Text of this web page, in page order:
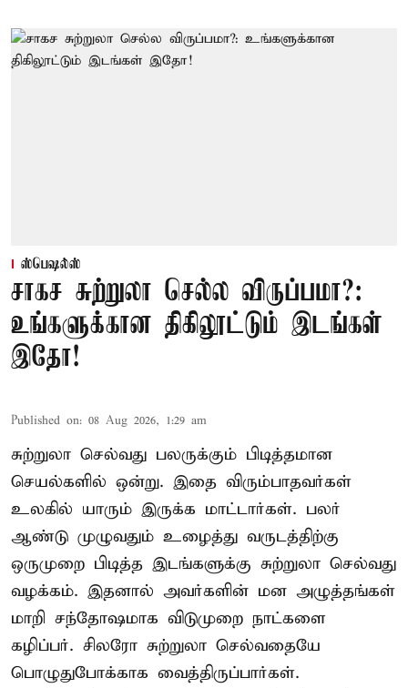
ஸ்பெஷல்ஸ்
சாகச சுற்றுலா செல்ல விருப்பமா?:
உங்களுக்கான திகிலூட்டும் இடங்கள்
இதோ!
Published on: 08 Aug 2026, 1:29 am
சுற்றுலா செல்வது பலருக்கும் பிடித்தமான
செயல்களில் ஒன்று. இதை விரும்பாதவர்கள்
உலகில் யாரும் இருக்க மாட்டார்கள். பலர்
ஆண்டு முழுவதும் உழைத்து வருடத்திற்கு
ஒருமுறை பிடித்த இடங்களுக்கு சுற்றுலா செல்வது
வழக்கம். இதனால் அவர்களின் மன அழுத்தங்கள்
மாறி சந்தோஷமாக விடுமுறை நாட்களை
கழிப்பர். சிலரோ சுற்றுலா செல்வதையே
பொழுதுபோக்காக வைத்திருப்பார்கள்.